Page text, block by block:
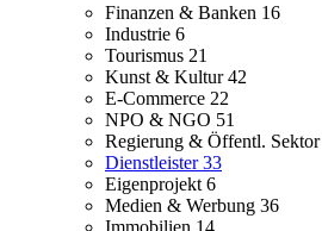
Finanzen & Banken 16
Industrie 6
Tourismus 21
Kunst & Kultur42
E-Commerce 22
NPO & NGO 51
Regierung & Öffentl. Sektor
Dienstleister33
Eigenprojekt 6
Medien & Werbung 36